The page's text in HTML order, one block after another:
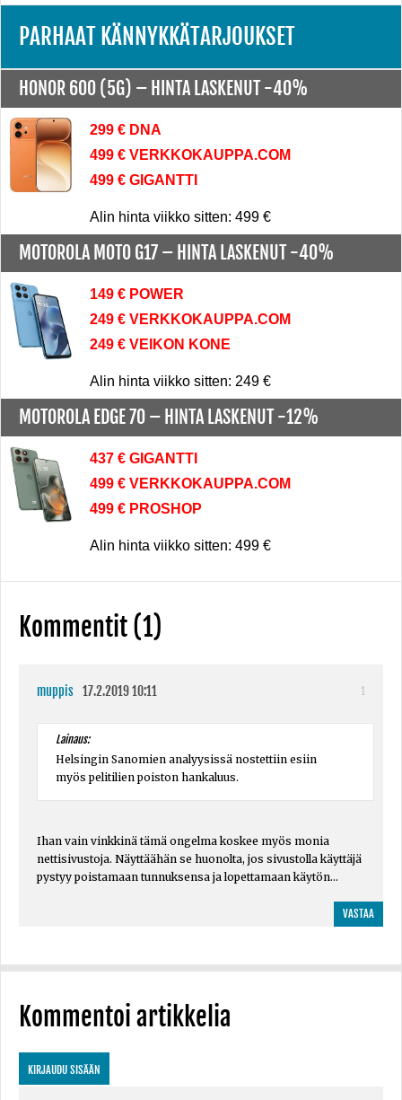
PARHAAT KÄNNYKKÄTARJOUKSET
HONOR 600 (5G) – HINTA LASKENUT -40%
299 € DNA
499 € VERKKOKAUPPA.COM
499 € GIGANTTI
Alin hinta viikko sitten: 499 €
MOTOROLA MOTO G17 – HINTA LASKENUT -40%
149 € POWER
249 € VERKKOKAUPPA.COM
249 € VEIKON KONE
Alin hinta viikko sitten: 249 €
MOTOROLA EDGE 70 – HINTA LASKENUT -12%
437 € GIGANTTI
499 € VERKKOKAUPPA.COM
499 € PROSHOP
Alin hinta viikko sitten: 499 €
Kommentit (1)
muppis 17.2.2019 10:11 1
Lainaus:
Helsingin Sanomien analyysissä nostettiin esiin
myös pelitilien poiston hankaluus.
Ihan vain vinkkinä tämä ongelma koskee myös monia
nettisivustoja. Näyttäähän se huonolta, jos sivustolla käyttäjä
pystyy poistamaan tunnuksensa ja lopettamaan käytön...
VASTAA
Kommentoi artikkelia
KIRJAUDU SISÄÄN